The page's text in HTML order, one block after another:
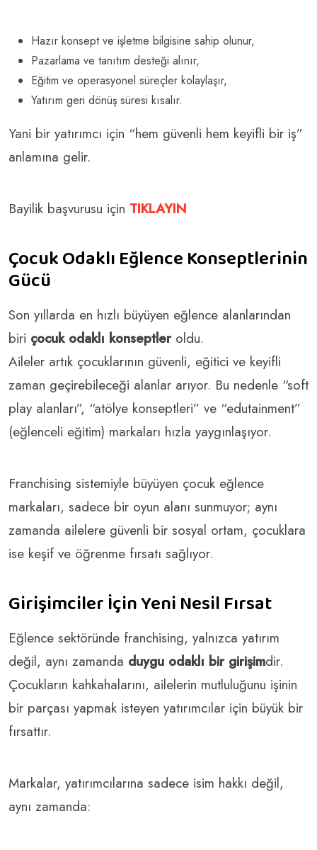
Hazır konsept ve işletme bilgisine sahip olunur,
Pazarlama ve tanıtım desteği alınır,
Eğitim ve operasyonel süreçler kolaylaşır,
Yatırım geri dönüş süresi kısalır.
Yani bir yatırımcı için “hem güvenli hem keyifli bir iş”
anlamına gelir.
Bayilik başvurusu için TIKLAYIN
Çocuk Odaklı Eğlence Konseptlerinin
Gücü
Son yıllarda en hızlı büyüyen eğlence alanlarından
biri çocuk odaklı konseptleroldu.
Aileler artık çocuklarının güvenli, eğitici ve keyifli
zaman geçirebileceği alanlar arıyor. Bu nedenle “soft
play alanları”, “atölye konseptleri” ve “edutainment”
(eğlenceli eğitim) markaları hızla yaygınlaşıyor.
Franchising sistemiyle büyüyen çocuk eğlence
markaları, sadece bir oyun alanı sunmuyor; aynı
zamanda ailelere güvenli bir sosyal ortam, çocuklara
ise keşif ve öğrenme fırsatı sağlıyor.
Girişimciler İçin Yeni Nesil Fırsat
Eğlence sektöründe franchising, yalnızca yatırım
değil, aynı zamanda duygu odaklı bir girişimdir.
Çocukların kahkahalarını, ailelerin mutluluğunu işinin
bir parçası yapmak isteyen yatırımcılar için büyük bir
fırsattır.
Markalar, yatırımcılarına sadece isim hakkı değil,
aynı zamanda: